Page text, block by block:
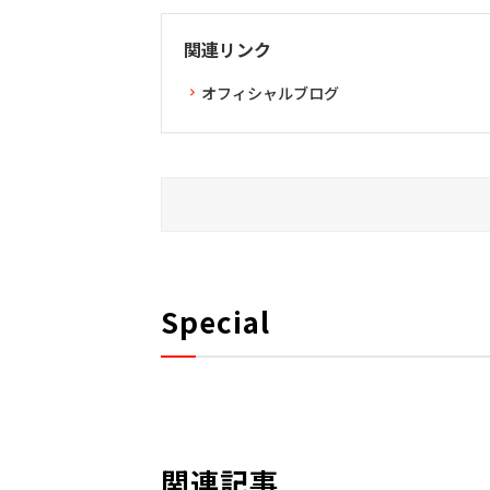
関連リンク
オフィシャルブログ
Special
関連記事